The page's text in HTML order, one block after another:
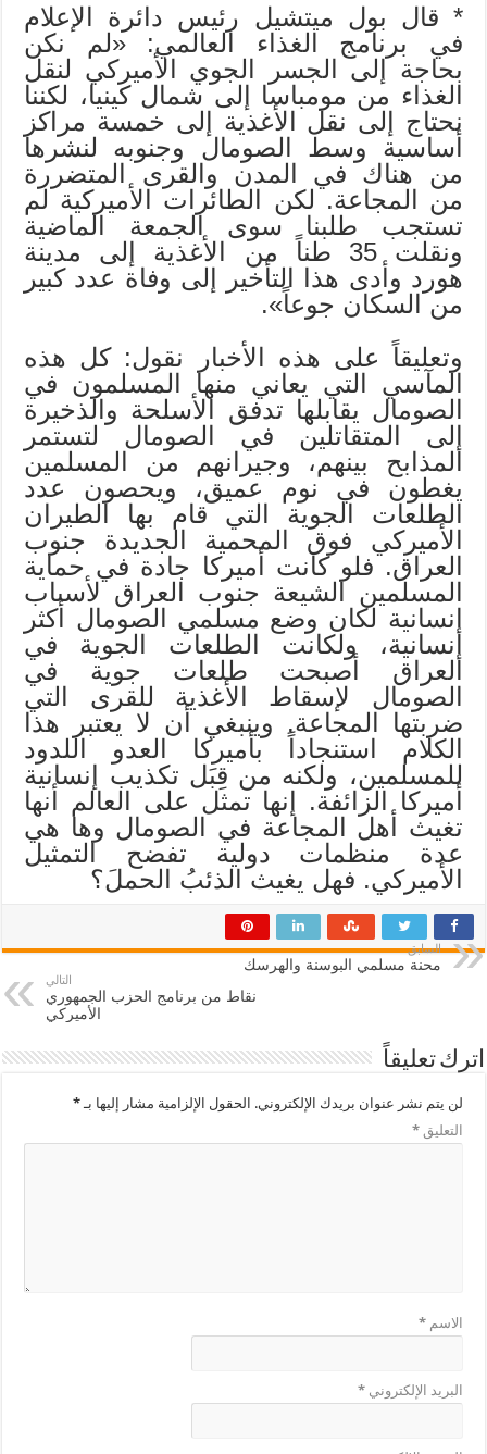
* قال بول ميتشيل رئيس دائرة الإعلام
في برنامج الغذاء العالمي: «لم نكن
بحاجة إلى الجسر الجوي الأميركي لنقل
الغذاء من مومباسا إلى شمال كينيا، لكننا
نحتاج إلى نقل الأغذية إلى خمسة مراكز
أساسية وسط الصومال وجنوبه لنشرها
من هناك في المدن والقرى المتضررة
من المجاعة. لكن الطائرات الأميركية لم
تستجب طلبنا سوى الجمعة الماضية
ونقلت 35 طناً من الأغذية إلى مدينة
هورد وأدى هذا التأخير إلى وفاة عدد كبير
من السكان جوعاً».
وتعليقاً على هذه الأخبار نقول: كل هذه
المآسي التي يعاني منها المسلمون في
الصومال يقابلها تدفق الأسلحة والذخيرة
إلى المتقاتلين في الصومال لتستمر
المذابح بينهم، وجيرانهم من المسلمين
يغطون في نوم عميق، ويحصون عدد
الطلعات الجوية التي قام بها الطيران
الأميركي فوق المحمية الجديدة جنوب
العراق. فلو كانت أميركا جادة في حماية
المسلمين الشيعة جنوب العراق لأسباب
إنسانية لكان وضع مسلمي الصومال أكثر
إنسانية، ولكانت الطلعات الجوية في
العراق أصبحت طلعات جوية في
الصومال لإسقاط الأغذية للقرى التي
ضربتها المجاعة. وينبغي أن لا يعتبر هذا
الكلام استنجاداً بأميركا العدو اللدود
للمسلمين، ولكنه من قِبَل تكذيب إنسانية
أميركا الزائفة. إنها تمثل على العالم أنها
تغيث أهل المجاعة في الصومال وها هي
عدة منظمات دولية تفضح التمثيل
الأميركي. فهل يغيث الذئبُ الحملَ؟
السابق
محنة مسلمي البوسنة والهرسك
التالي
نقاط من برنامج الحزب الجمهوري
الأميركي
اترك تعليقاً
لن يتم نشر عنوان بريدك الإلكتروني. الحقول الإلزامية مشار إليها بـ*
التعليق*
الاسم*
البريد الإلكتروني*